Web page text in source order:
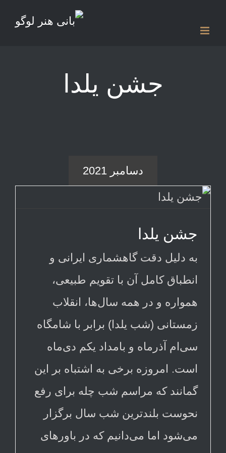
جشن یلدا
دسامبر 2021
جشن یلدا
به دلیل دقت گاهشماری ایرانی و
انطباق كامل آن با تقویم طبیعی،
همواره و در همه سال‌ها، انقلاب
زمستانی (شب یلدا) برابر با شامگاه
سی‌ام آذرماه و بامداد یكم دی‌ماه
است. امروزه برخی به اشتباه بر این
گمانند كه مراسم شب چله برای رفع
نحوست بلندترین شب سال برگزار
می‌شود اما می‌دانیم كه در باورهای